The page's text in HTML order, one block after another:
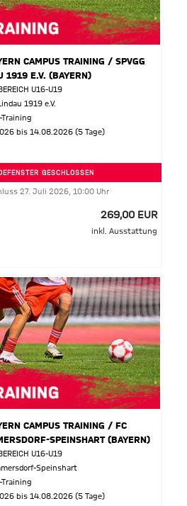
CAMPUS TRAINING / SPVGG
1919 E.V. (BAYERN)
U16-U19
1919 e.V.
Training
bis 14.08.2026 (5 Tage)
GESCHLOSSEN
27. Juli 2026, 10:00 Uhr
269,00 EUR
inkl. Ausstattung
CAMPUS TRAINING / FC
SPEINSHART (BAYERN)
U16-U19
Speinshart
Training
bis 14.08.2026 (5 Tage)